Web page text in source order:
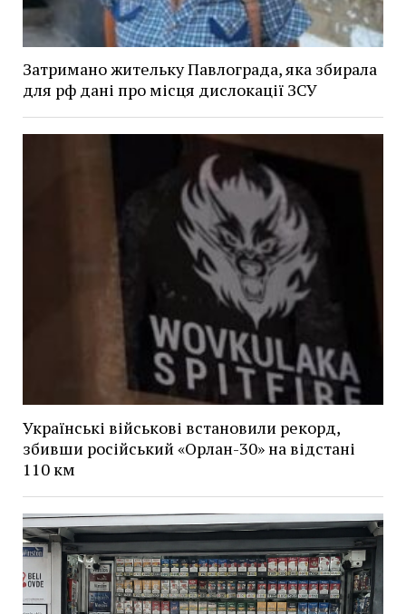
Затримано жительку Павлограда, яка збирала
для рф дані про місця дислокації ЗСУ
Українські військові встановили рекорд,
збивши російський «Орлан-30» на відстані
110 км